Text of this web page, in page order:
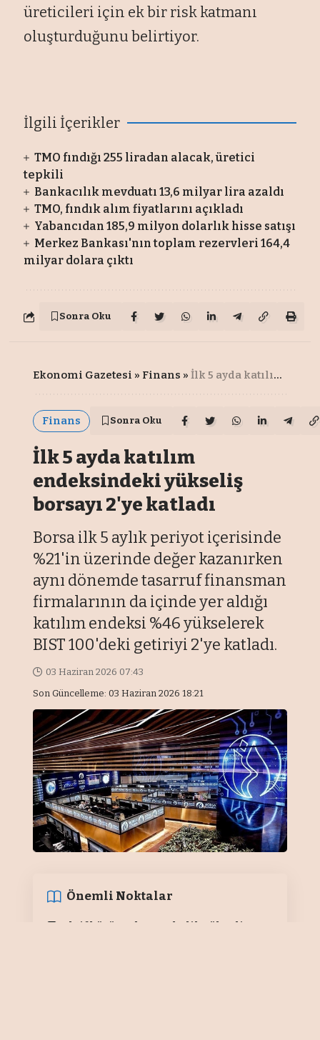
üreticileri için ek bir risk katmanı
oluşturduğunu belirtiyor.
İlgili İçerikler
TMO fındığı 255 liradan alacak, üretici
tepkili
Bankacılık mevduatı 13,6 milyar lira azaldı
TMO, fındık alım fiyatlarını açıkladı
Yabancıdan 185,9 milyon dolarlık hisse satışı
Merkez Bankası'nın toplam rezervleri 164,4
milyar dolara çıktı
Sonra Oku
Ekonomi Gazetesi » Finans »İlk 5 ayda katılım endeksindeki yükseliş borsayı 2'ye katladı
Finans Sonra Oku
İlk 5 ayda katılım
endeksindeki yükseliş
borsayı 2'ye katladı
Borsa ilk 5 aylık periyot içerisinde
%21'in üzerinde değer kazanırken
aynı dönemde tasarruf finansman
firmalarının da içinde yer aldığı
katılım endeksi %46 yükselerek
BIST 100'deki getiriyi 2'ye katladı.
Son Güncelleme: 03 Haziran 2026 18:21
03 Haziran 2026 07:43
Önemli Noktalar
Aktif büyümede parabolik yükseliş